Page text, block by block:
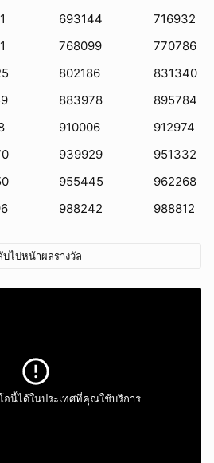
693144
716932
768099
770786
802186
831340
883978
895784
910006
912974
939929
951332
955445
962268
988242 988812
บไปหน้าผลรางวัล
อนี้ได้ในประเทศที่คุณใช้บริการ